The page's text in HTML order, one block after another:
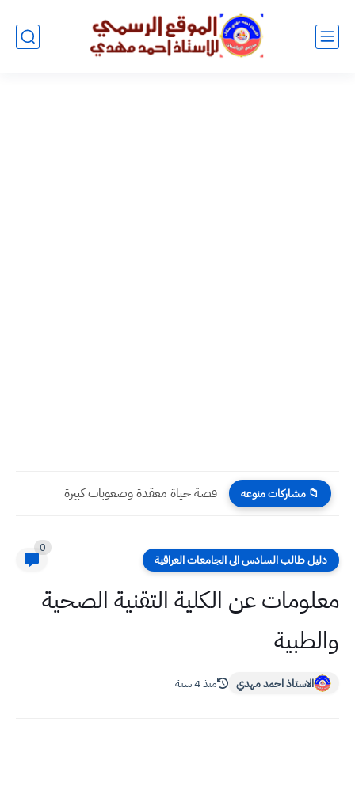
📁 مشاركات منوعه قصة حياة معقدة وصعوبات كبيرة
دليل طالب السادس الى الجامعات العراقية
0
معلومات عن الكلية التقنية الصحية
والطبية
الاستاذ احمد مهدي منذ 4 سنة